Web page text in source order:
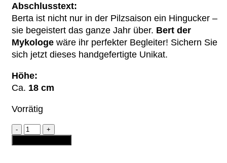
Abschlusstext:
Berta ist nicht nur in der Pilzsaison ein Hingucker –
sie begeistert das ganze Jahr über. Bert der
Mykologe wäre ihr perfekter Begleiter! Sichern Sie
sich jetzt dieses handgefertigte Unikat.
Höhe:
Ca. 18 cm
Vorrätig
Gartenzwergin
Berta
die